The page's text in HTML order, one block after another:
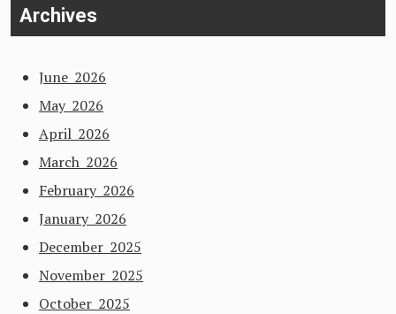
Archives
June 2026
May 2026
April 2026
March 2026
February 2026
January 2026
December 2025
November 2025
October 2025